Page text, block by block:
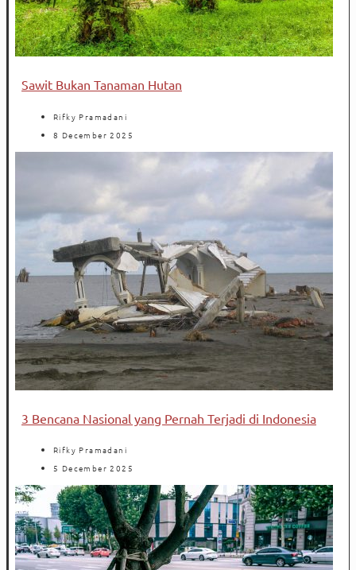
Sawit Bukan Tanaman Hutan
Rifky Pramadani
8 December 2025
3 Bencana Nasional yang Pernah Terjadi di Indonesia
Rifky Pramadani
5 December 2025